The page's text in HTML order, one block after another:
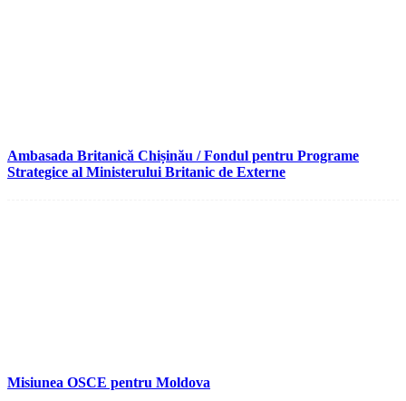
Ambasada Britanică Chișinău / Fondul pentru Programe
Strategice al Ministerului Britanic de Externe
Misiunea OSCE pentru Moldova